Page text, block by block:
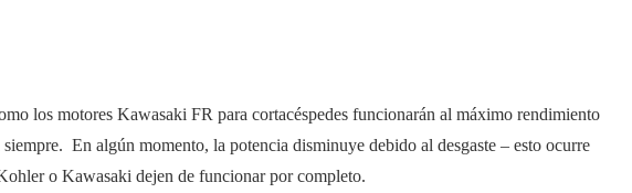
los motores Kawasaki FR para cortacéspedes funcionarán al máximo rendimiento
En algún momento, la potencia disminuye debido al desgaste – esto ocurre
o Kawasaki dejen de funcionar por completo.